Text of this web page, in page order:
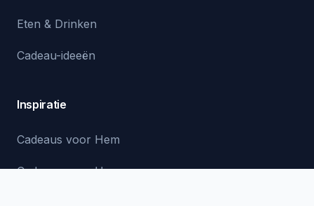
Eten & Drinken
Cadeau-ideeën
Inspiratie
Cadeaus voor Hem
Cadeaus voor Haar